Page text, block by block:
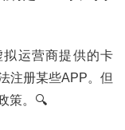
运营商提供的卡
注册某些APP。但
策。🔍